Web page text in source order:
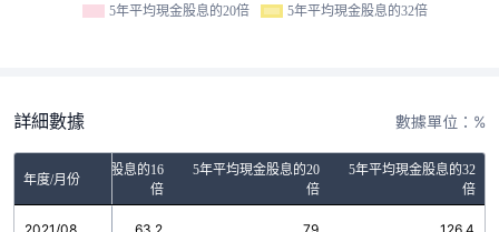
5年平均現金股息的20倍
5年平均現金股息的32倍
詳細數據 數據單位：%
年度/月份
5年平均現金股息的16
倍
5年平均現金股息的20
倍
5年平均現金股息的32
倍